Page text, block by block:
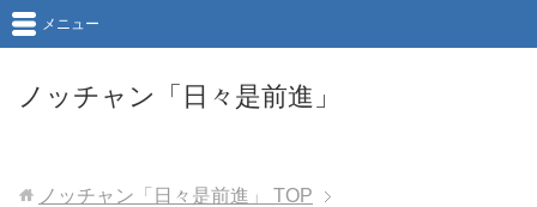
ノッチャン「日々是前進」
メニュー
ノッチャン「日々是前進」
TOP